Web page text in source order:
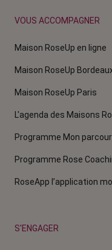
VOUS ACCOMPAGNER
Maison RoseUp en ligne
Maison RoseUp
Maison RoseUp Paris
L'agenda des Maisons
Programme Mon
Programme Rose
RoseApp l’application
S'ENGAGER